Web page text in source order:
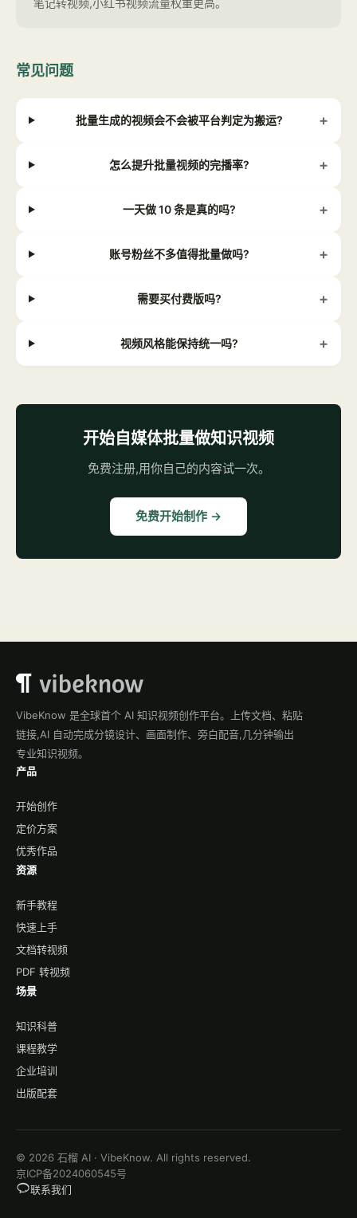
常见问题
批量生成的视频会不会被平台判定为搬运? +
怎么提升批量视频的完播率? +
一天做 10 条是真的吗? +
账号粉丝不多值得批量做吗? +
需要买付费版吗? +
视频风格能保持统一吗? +
开始自媒体批量做知识视频
免费注册,用你自己的内容试一次。
免费开始制作 →
VibeKnow 是全球首个 AI 知识视频创作平台。上传文档、粘贴
链接,AI 自动完成分镜设计、画面制作、旁白配音,几分钟输出
专业知识视频。
产品
开始创作
定价方案
优秀作品
资源
新手教程
快速上手
文档转视频
PDF 转视频
场景
知识科普
课程教学
企业培训
出版配套
© 2026 石榴 AI · VibeKnow. All rights reserved.
京ICP备2024060545号
联系我们